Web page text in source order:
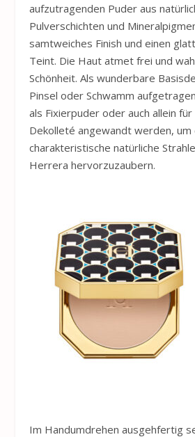
aufzutragenden Puder aus
Pulverschichten und
samtweiches Finish und einen
Teint. Die Haut atmet frei und
Schönheit. Als wunderbare
Pinsel oder Schwamm
als Fixierpuder oder auch allein
Dekolleté angewandt werden, um
charakteristische natürliche
Herrera hervorzuzaubern.
Im Handumdrehen ausgehfertig